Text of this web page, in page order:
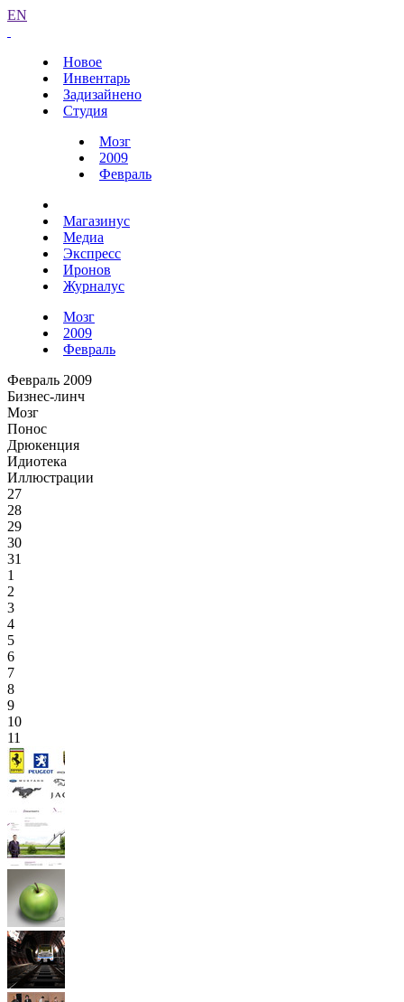
EN
Новое
Инвентарь
Задизайнено
Студия
Мозг
2009
Февраль
Магазинус
Медиа
Экспресс
Иронов
Журналус
Мозг
2009
Февраль
Февраль 2009
Бизнес-линч
Мозг
Понос
Дрюкенция
Идиотека
Иллюстрации
27
28
29
30
31
1
2
3
4
5
6
7
8
9
10
11